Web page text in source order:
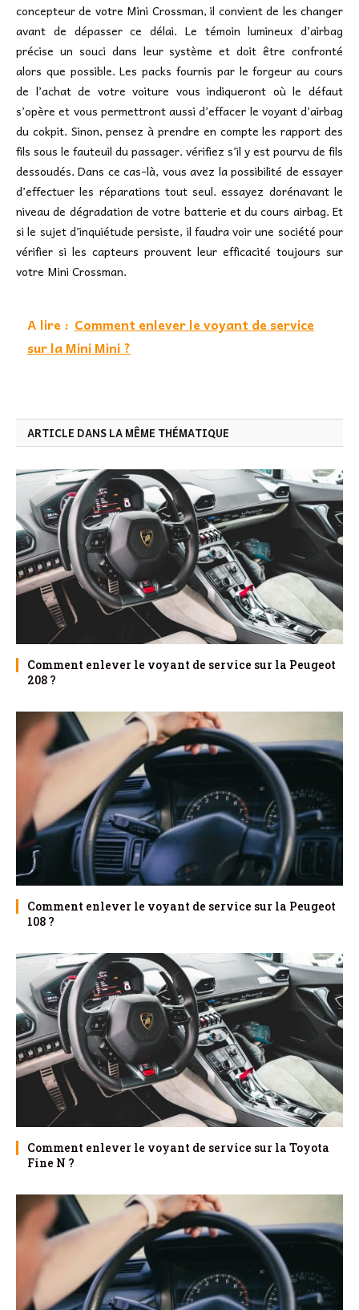
concepteur de votre Mini Crossman, il convient de les changer
avant de dépasser ce délai. Le témoin lumineux d’airbag
précise un souci dans leur système et doit être confronté
alors que possible. Les packs fournis par le forgeur au cours
de l’achat de votre voiture vous indiqueront où le défaut
s’opère et vous permettront aussi d’effacer le voyant d’airbag
du cokpit. Sinon, pensez à prendre en compte les rapport des
fils sous le fauteuil du passager. vérifiez s’il y est pourvu de fils
dessoudés. Dans ce cas-là, vous avez la possibilité de essayer
d’effectuer les réparations tout seul. essayez dorénavant le
niveau de dégradation de votre batterie et du cours airbag. Et
si le sujet d’inquiétude persiste, il faudra voir une société pour
vérifier si les capteurs prouvent leur efficacité toujours sur
votre Mini Crossman.
A lire : Comment enlever le voyant de service
sur la Mini Mini ?
ARTICLE DANS LA MÊME THÉMATIQUE
Comment enlever le voyant de service sur la Peugeot
208 ?
Comment enlever le voyant de service sur la Peugeot
108 ?
Comment enlever le voyant de service sur la Toyota
Fine N ?